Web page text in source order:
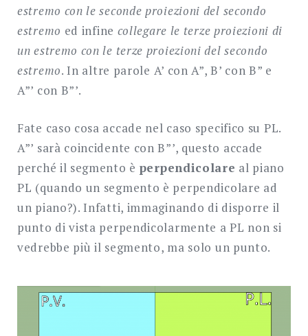
estremo con le seconde proiezioni del secondo
estremo ed infine collegare le terze proiezioni di
un estremo con le terze proiezioni del secondo
estremo. In altre parole A’ con A”, B’ con B” e
A”’ con B”’.
Fate caso cosa accade nel caso specifico su PL.
A”’ sarà coincidente con B”’, questo accade
perché il segmento è perpendicolare al piano
PL (quando un segmento è perpendicolare ad
un piano?). Infatti, immaginando di disporre il
punto di vista perpendicolarmente a PL non si
vedrebbe più il segmento, ma solo un punto.